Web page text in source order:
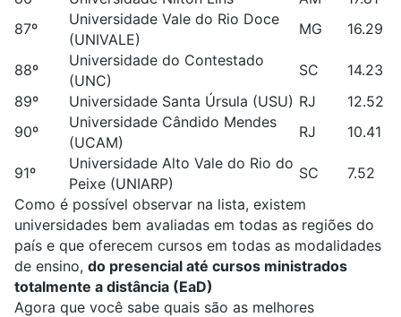
87º
Universidade Vale do Rio Doce
(UNIVALE)
MG 16.29
88º
Universidade do Contestado
(UNC)
SC
14.23
89º
Universidade Santa Úrsula (USU) RJ
12.52
90º
Universidade Cândido Mendes
(UCAM)
RJ 10.41
91º
Universidade Alto Vale do Rio do
Peixe (UNIARP)
SC
7.52
Como é possível observar na lista, existem
universidades bem avaliadas em todas as regiões do
país e que oferecem cursos em todas as modalidades
de ensino, do presencial até cursos ministrados
totalmente a distância (EaD)
Agora que você sabe quais são as melhores